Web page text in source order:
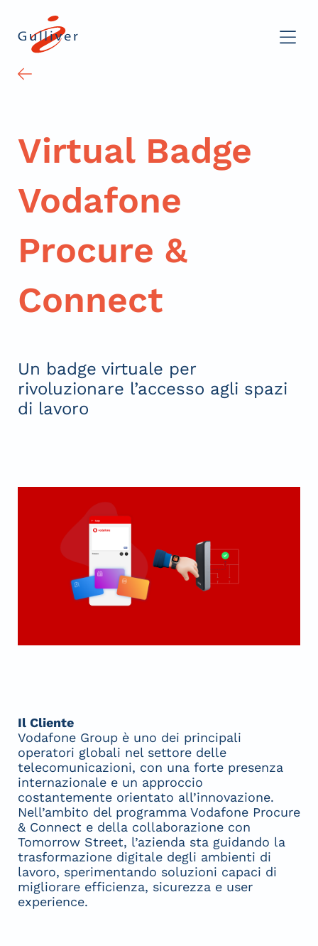
Virtual Badge
Vodafone
Procure &
Connect
Un badge virtuale per
rivoluzionare l’accesso agli spazi
di lavoro
Il Cliente
Vodafone Group è uno dei principali
operatori globali nel settore delle
telecomunicazioni, con una forte presenza
internazionale e un approccio
costantemente orientato all’innovazione.
Nell’ambito del programma Vodafone Procure
& Connect e della collaborazione con
Tomorrow Street, l’azienda sta guidando la
trasformazione digitale degli ambienti di
lavoro, sperimentando soluzioni capaci di
migliorare efficienza, sicurezza e user
experience.